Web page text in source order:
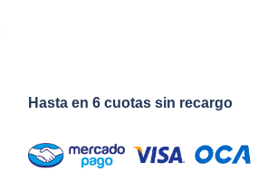
Hasta en 6 cuotas sin recargo